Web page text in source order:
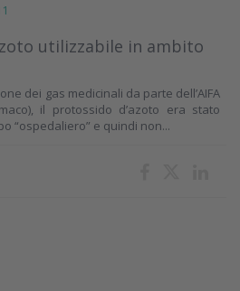
utilizzabile in ambito
dei gas medicinali da parte dell’AIFA
il protossido d’azoto era stato
“ospedaliero” e quindi non...